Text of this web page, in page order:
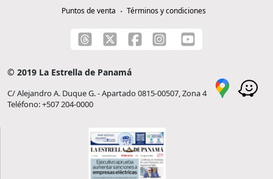
Puntos de venta
Términos y condiciones
© 2019 La Estrella de Panamá
C/ Alejandro A. Duque G. - Apartado 0815-00507, Zona 4
Teléfono: +507 204-0000